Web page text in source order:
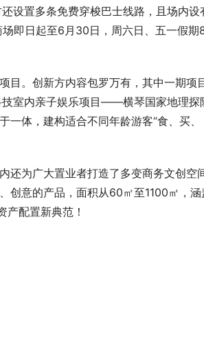
设置多条免费穿梭巴士线路，且场内设
即日起至6月30日，周六日、五一假期8
目。创新方内容包罗万有，其中一期项
室内亲子娱乐项目——横琴国家地理探
体，建构适合不同年龄游客“食、买、
为广大置业者打造了多变商务文创空间
创意的产品，面积从60㎡至1100㎡，涵
产配置新典范！